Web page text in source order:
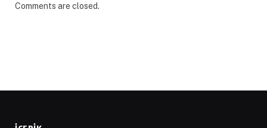
Comments are closed.